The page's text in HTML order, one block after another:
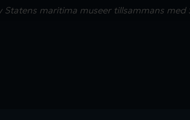
Statens maritima museer tillsammans med